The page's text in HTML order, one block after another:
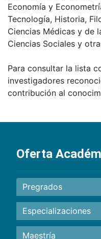
Economía y
Tecnología, Historia,
Ciencias Médicas y de
Ciencias Sociales y
Para consultar la lista
investigadores
contribución al
Oferta
Pregrados
Especializaciones
Maestría